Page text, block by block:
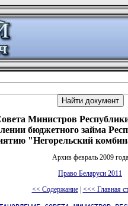
Министров
бюджетного займа
"Негорельский
Архив февраль 2009 года
Право Беларуси 2011
<< Содержание| <<< Главная